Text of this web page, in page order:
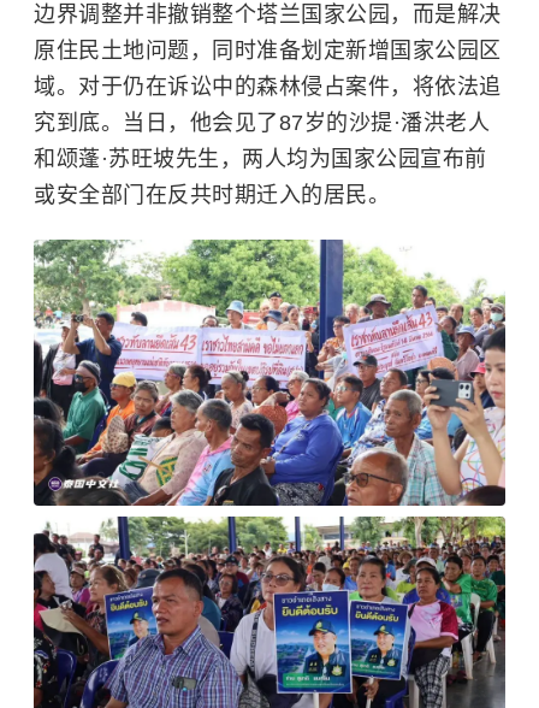
边界调整并非撤销整个塔兰国家公园，而是解决
原住民土地问题，同时准备划定新增国家公园区
域。对于仍在诉讼中的森林侵占案件，将依法追
究到底。当日，他会见了87岁的沙提·潘洪老人
和颂蓬·苏旺坡先生，两人均为国家公园宣布前
或安全部门在反共时期迁入的居民。